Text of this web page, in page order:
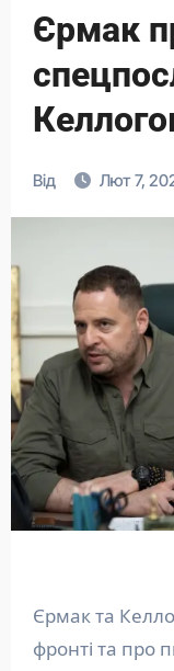
Єрмак
Від Лют 7,
Єрмак та Келлог поговорили про ситуацію на
фронті та про